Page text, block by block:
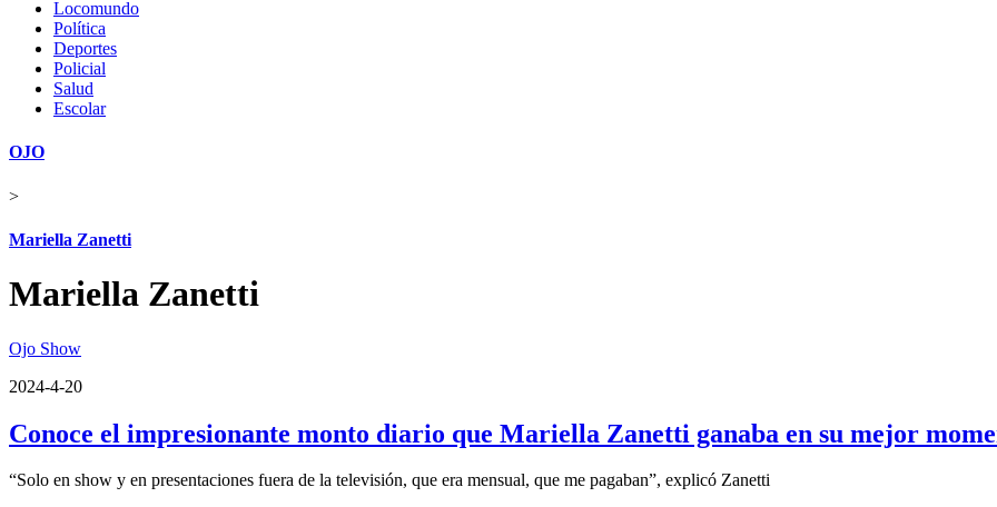
Locomundo
Política
Deportes
Policial
Salud
Escolar
OJO
>
Mariella Zanetti
Mariella Zanetti
Ojo Show
2024-4-20
Conoce el impresionante monto diario que Mariella Zanetti ganaba en su mejor
“Solo en show y en presentaciones fuera de la televisión, que era mensual, que me pagaban”, explicó Zanetti